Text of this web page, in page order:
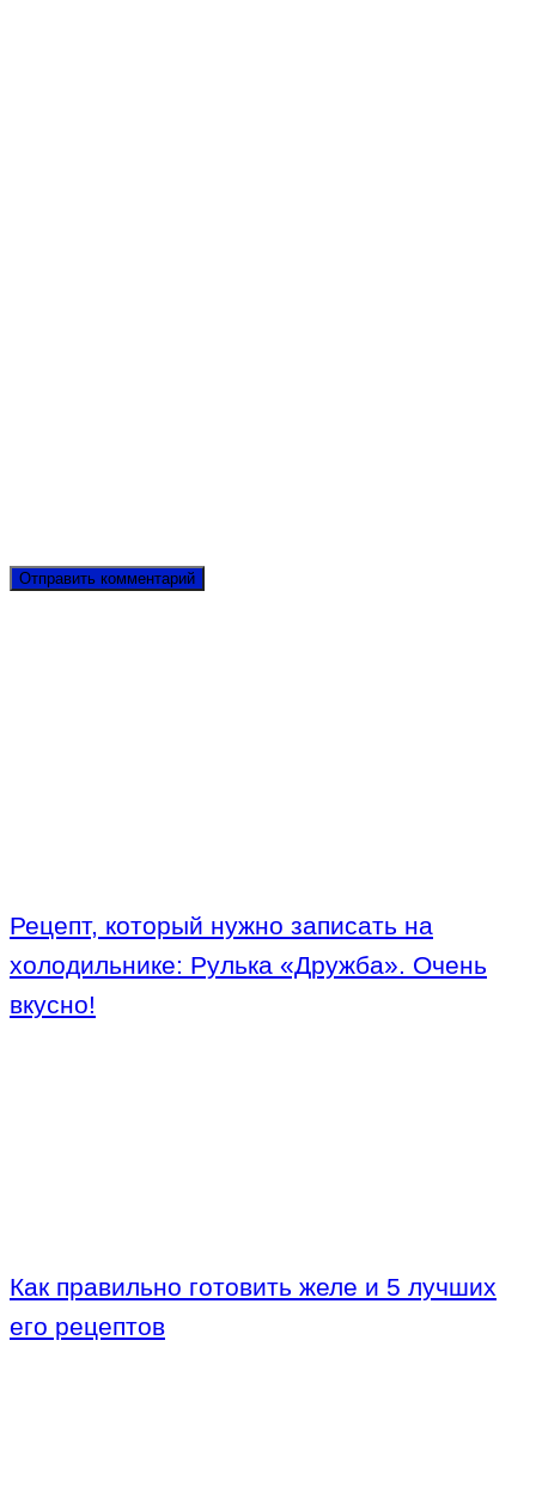
Рецепт, который нужно записать на
холодильнике: Рулька «Дружба». Очень
вкусно!
Как правильно готовить желе и 5 лучших
его рецептов